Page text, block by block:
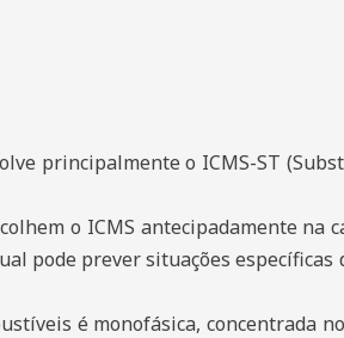
principalmente o ICMS-ST
o ICMS antecipadamente na
pode prever situações
é monofásica, concentrada